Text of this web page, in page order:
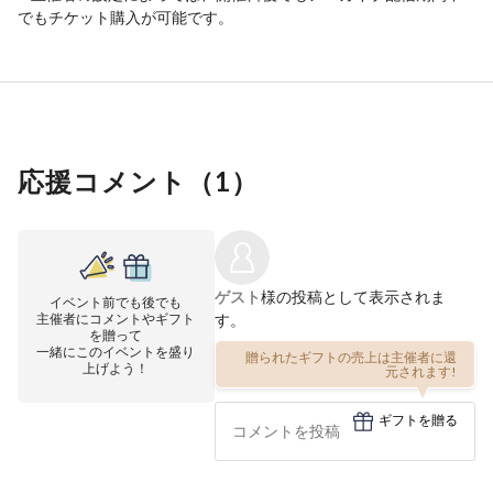
でもチケット購入が可能です。
応援コメント（1）
イベント前でも後でも
主催者にコメントやギフト
を贈って
一緒にこのイベントを盛り
上げよう！
ゲスト様の投稿として表示されま
す。
贈られたギフトの売上は主催者に還
元されます!
ギフトを贈る